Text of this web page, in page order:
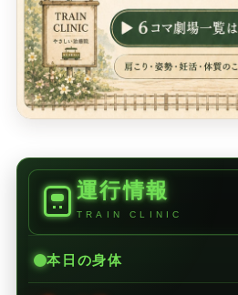
運行情報
TRAIN CLINIC
本日の身体